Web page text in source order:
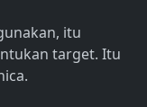
itu
target. Itu